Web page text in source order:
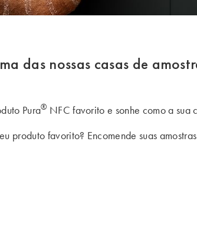
das nossas casas de
Pura® NFC favorito e sonhe como a sua
produto favorito? Encomende suas